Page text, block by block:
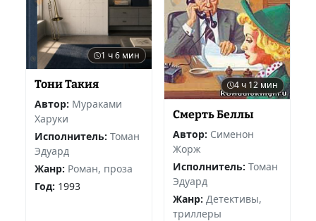
1 ч 6 мин
Тони Такия
Автор: Мураками
Харуки
Исполнитель: Томан
Эдуард
Жанр: Роман, проза
Год: 1993
4 ч 12 мин
Смерть Беллы
Автор: Сименон
Жорж
Исполнитель: Томан
Эдуард
Жанр: Детективы,
триллеры